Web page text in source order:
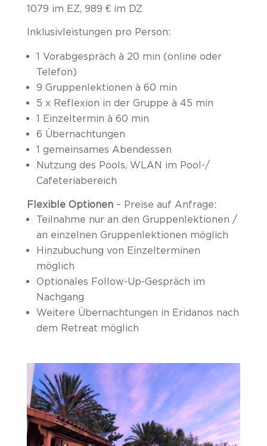
1079 im EZ, 989 € im DZ
Inklusivleistungen pro Person:
1 Vorabgespräch à 20 min (online oder
Telefon)
9 Gruppenlektionen à 60 min
5 x Reflexion in der Gruppe à 45 min
1 Einzeltermin à 60 min
6 Übernachtungen
1 gemeinsames Abendessen
Nutzung des Pools, WLAN im Pool-/
Cafeteriabereich
Flexible Optionen– Preise auf Anfrage:
Teilnahme nur an den Gruppenlektionen /
an einzelnen Gruppenlektionen möglich
Hinzubuchung von Einzelterminen
möglich
Optionales Follow-Up-Gespräch im
Nachgang
Weitere Übernachtungen in Eridanos nach
dem Retreat möglich